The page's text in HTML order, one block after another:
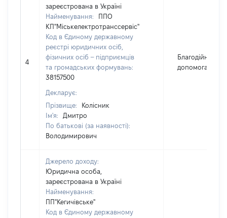
4
зареєстрована в Україні
Найменування:
ППО
КП"Міськелектротранссервіс"
Код в Єдиному державному
реєстрі юридичних осіб,
фізичних осіб – підприємців
та громадських формувань:
38157500
Декларує:
Прізвище:
Колісник
Ім'я:
Дмитро
По батькові (за наявності):
Володимирович
Благодійна
допомога
Джерело доходу:
Юридична особа,
зареєстрована в Україні
Найменування:
ПП"Кегичівське"
Код в Єдиному державному